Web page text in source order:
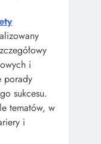
i
porady
sukcesu.
tematów, w
i